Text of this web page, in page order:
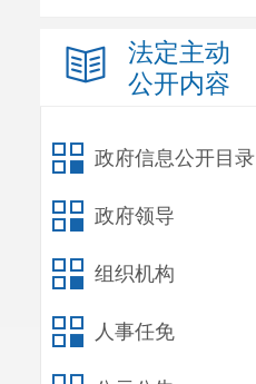
法定主动
公开内容
政府信息公开目录
政府领导
组织机构
人事任免